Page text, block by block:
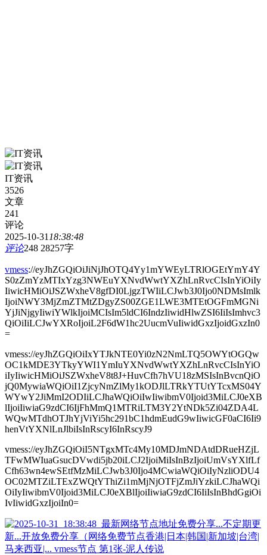
IT资讯
3526
文章
241
评论
2025-10-31 18:38:48
评论248 28257字
vmess://eyJhZGQiOiJiNjJhOTQ4Yy1mYWEyLTRlOGEtYmY4Y
S0zZmYzMTIxYzg3NWEuYXNvdWwtYXZhLnRvcCIsInYiOiIy
IiwicHMiOiJSZWxheV8gfDI0LjgzTWIiLCJwb3J0Ijo0NDMsImlk
IjoiNWY3MjZmZTMtZDgyZS00ZGE1LWE3MTEtOGFmMGNi
YjJiNjgyIiwiYWlkIjoiMCIsIm5ldCI6IndzIiwidHlwZSI6IiIsImhvc3
QiOiIiLCJwYXRoIjoiL2F6dW1hc2UucmVuIiwidGxzIjoidGxzIn0
=
vmess://eyJhZGQiOiIxYTJkNTE0Yi0zN2NmLTQ5OWYtOGQw
OC1kMDE3YTkyYWI1YmIuYXNvdWwtYXZhLnRvcCIsInYiO
iIyIiwicHMiOiJSZWxheV8t8J+HuvCfh7hVU18zMSIsInBvcnQiO
jQ0MywiaWQiOiI1ZjcyNmZlMy1kODJlLTRkYTUtYTcxMS04Y
WYwY2JiMmI2ODIiLCJhaWQiOiIwIiwibmV0Ijoid3MiLCJ0eXB
lIjoiIiwiaG9zdCI6IjFhMmQ1MTRiLTM3Y2YtNDk5Zi04ZDA4L
WQwMTdhOTJhYjViYi5hc291bC1hdmEudG9wIiwicGF0aCI6Ii9
henVtYXNlLnJlbiIsInRscyI6InRscyJ9
vmess://eyJhZGQiOiI5NTgxMTc4My10MDJmNDAtdDRueHZjL
TFwMWIuaGsucDVwdi5jb20iLCJ2IjoiMiIsInBzIjoiUmVsYXlfLf
Cfh63wn4ewSEtfMzMiLCJwb3J0Ijo4MCwiaWQiOiIyNzliODU4
OC02MTZiLTExZWQtYThiZi1mMjNjOTFjZmJiYzkiLCJhaWQi
OiIyIiwibmV0Ijoid3MiLCJ0eXBlIjoiIiwiaG9zdCI6IiIsInBhdGgiOi
IvIiwidGxzIjoiIn0=